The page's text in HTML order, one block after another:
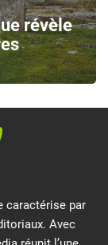
révèle
caractérise par
Avec